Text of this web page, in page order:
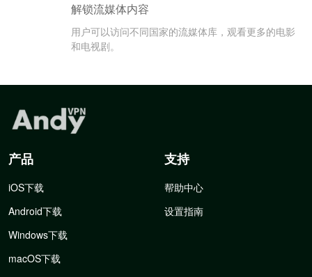
解锁流媒体内容
用户可以访问不同国家的流媒体库，观看更多的电影
和电视剧。
产品
iOS下载
Android下载
Windows下载
macOS下载
支持
帮助中心
设置指南